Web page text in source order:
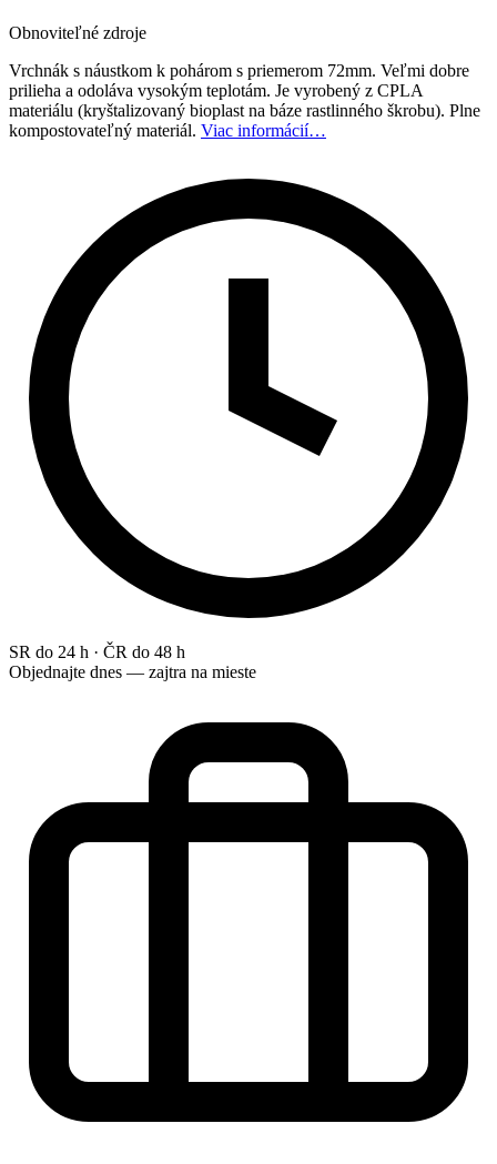
Obnoviteľné zdroje
Vrchnák s náustkom k pohárom s priemerom 72mm. Veľmi dobre
prilieha a odoláva vysokým teplotám. Je vyrobený z CPLA
materiálu (kryštalizovaný bioplast na báze rastlinného škrobu). Plne
kompostovateľný materiál. Viac informácií…
SR do 24 h · ČR do 48 h
Objednajte dnes — zajtra na mieste